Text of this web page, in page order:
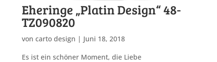
Eheringe „Platin Design“ 48-
TZ090820
von carto design | Juni 18, 2018
Es ist ein schöner Moment, die Liebe